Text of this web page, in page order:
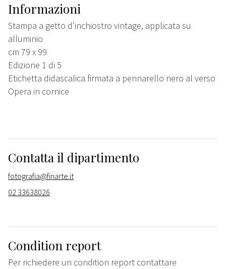
Informazioni
Stampa a getto d'inchiostro vintage, applicata su
alluminio
cm 79 x 99
Edizione 1 di 5
Etichetta didascalica firmata a pennarello nero al verso
Opera in cornice
Contatta il dipartimento
fotografia@finarte.it
02 33638026
Condition report
Per richiedere un condition report contattare